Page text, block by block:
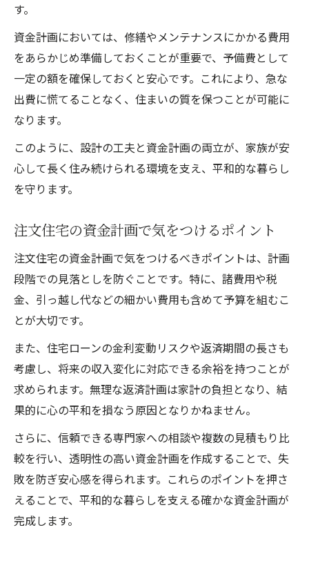
す。
資金計画においては、修繕やメンテナンスにかかる費用
をあらかじめ準備しておくことが重要で、予備費として
一定の額を確保しておくと安心です。これにより、急な
出費に慌てることなく、住まいの質を保つことが可能に
なります。
このように、設計の工夫と資金計画の両立が、家族が安
心して長く住み続けられる環境を支え、平和的な暮らし
を守ります。
注文住宅の資金計画で気をつけるポイント
注文住宅の資金計画で気をつけるべきポイントは、計画
段階での見落としを防ぐことです。特に、諸費用や税
金、引っ越し代などの細かい費用も含めて予算を組むこ
とが大切です。
また、住宅ローンの金利変動リスクや返済期間の長さも
考慮し、将来の収入変化に対応できる余裕を持つことが
求められます。無理な返済計画は家計の負担となり、結
果的に心の平和を損なう原因となりかねません。
さらに、信頼できる専門家への相談や複数の見積もり比
較を行い、透明性の高い資金計画を作成することで、失
敗を防ぎ安心感を得られます。これらのポイントを押さ
えることで、平和的な暮らしを支える確かな資金計画が
完成します。